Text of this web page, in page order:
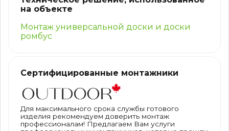
на объекте
Монтаж универсальной доски и доски
ромбус
Сертифицированные монтажники
Для максимального срока службы готового
изделия рекомендуем доверить монтаж
профессионалам! Предлагаем Вам услуги